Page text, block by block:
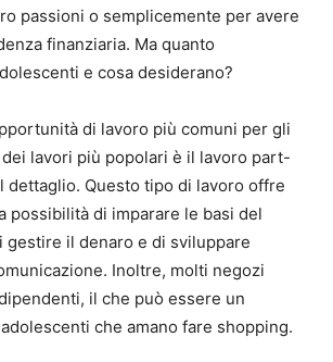
passioni o semplicemente per avere
finanziaria. Ma quanto
e cosa desiderano?
di lavoro più comuni per gli
lavori più popolari è il lavoro part-
dettaglio. Questo tipo di lavoro offre
possibilità di imparare le basi del
gestire il denaro e di sviluppare
Inoltre, molti negozi
il che può essere un
che amano fare shopping.